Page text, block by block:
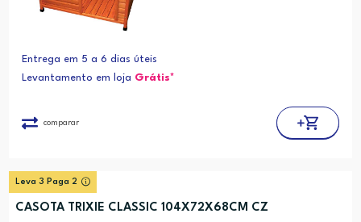
Entrega em 5 a 6 dias úteis
Levantamento em loja Grátis*
comparar
Leva 3 Paga 2
CASOTA TRIXIE CLASSIC 104X72X68CM CZ